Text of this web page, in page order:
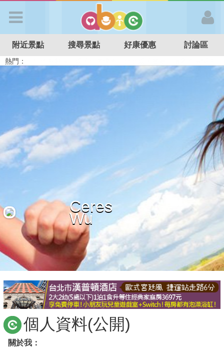
APP登入
首 頁
搜尋景點
好康優惠
最新留言
商家合作
推薦景點
討論區
聯絡我們
附近景點 搜尋景點 好康優惠 討論區
熱門：
特色遊戲場
親子住房優惠 台北親子餐廳 溫泉泡湯SPA
Ceres
Wu
個人資料(公開)
關於我：